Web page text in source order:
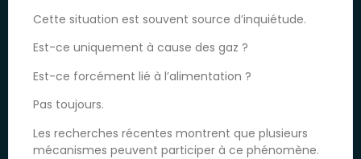
Cette situation est souvent source d’inquiétude.
Est-ce uniquement à cause des gaz ?
Est-ce forcément lié à l’alimentation ?
Pas toujours.
Les recherches récentes montrent que plusieurs
mécanismes peuvent participer à ce phénomène.